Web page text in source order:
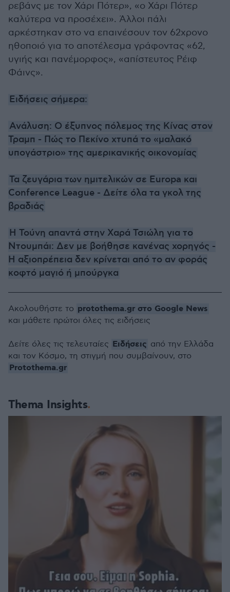
ρεβάνς με τον Χάρι Πότερ», «ο Χάρι Πότερ
καλύτερα να προσέχει». Άλλοι πάλι
αρκέστηκαν στο να επαινέσουν τον 62χρονο
ηθοποιό για το αποτέλεσμα γράφοντας «62,
υγιής και πανέμορφος», «απίστευτος Ρέιφ
Φάινς».
Ειδήσεις σήμερα:
Ανάλυση: Ο έξυπνος πόλεμος της Κίνας στον
Τραμπ - Πώς το Πεκίνο χτυπά το «μαλακό
υπογάστριο» της αμερικανικής οικονομίας
Τα ζευγάρια των ημιτελικών σε Europa και
Conference League - Δείτε όλα τα γκολ της
βραδιάς
Η Τούνη απαντά στην Χαρά Τσιώλη για το
Ντουμπάι: Δεν με βοήθησε κανένας χορηγός -
Η αξιοπρέπεια δεν κρίνεται από το αν φοράς
κοφτό μαγιό ή μπούργκα
Thema Insights
Ακολουθήστε το protothema.gr στο Google News
και μάθετε πρώτοι όλες τις ειδήσεις
Δείτε όλες τις τελευταίες Ειδήσεις από την Ελλάδα
και τον Κόσμο, τη στιγμή που συμβαίνουν, στο
Protothema.gr